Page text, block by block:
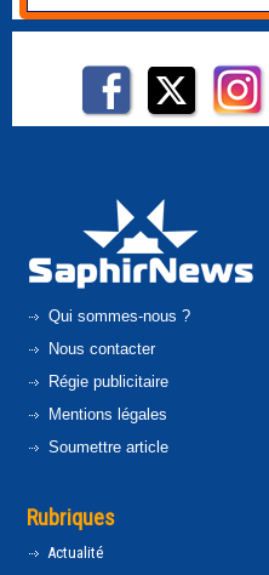
Qui sommes-nous ?
Nous contacter
Régie publicitaire
Mentions légales
Soumettre article
Rubriques
Actualité